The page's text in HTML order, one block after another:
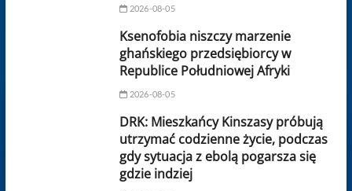
2026-08-05
Ksenofobia niszczy marzenie
ghańskiego przedsiębiorcy w
Republice Południowej Afryki
2026-08-05
DRK: Mieszkańcy Kinszasy próbują
utrzymać codzienne życie, podczas
gdy sytuacja z ebolą pogarsza się
gdzie indziej